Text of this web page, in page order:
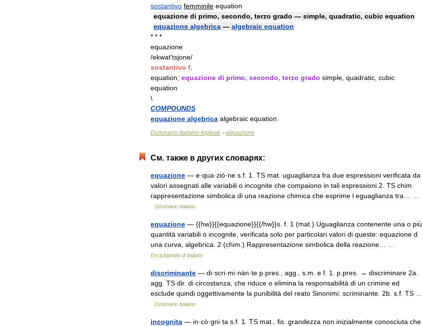
sostantivo femminile equation
equazione di primo, secondo, terzo grado — simple, quadratic, cubic equation
equazione algebrica — algebraic equation
* * *
equazione
/ekwat'tsjone/
sostantivo f.
equation; equazione di primo, secondo, terzo grado simple quadratic cubic
equation
\
COMPOUNDS
equazione algebrica algebraic equation
Dizionario Italiano-Inglese > equazione
См. также в других словарях:
equazione — e·qua·zió·ne s f 1 TS mat uguaglianza fra due espressioni verificata da
valori assegnati alle variabili o incognite che compaiono in tali espressioni 2 TS chim
rappresentazione simbolica di una reazione chimica che esprime l eguaglianza tra
Dizionario italiano
equazione — {{hw}}{{equazione}}{{/hw}}s f 1 (mat .) Uguaglianza contenente una o più
quantità variabili o incognite verificata solo per particolari valori di queste: equazione d
una curva algebrica 2 (chim .) Rappresentazione simbolica della reazione
Enciclopedia di italiano
discriminante — di·scri·mi·nàn·te p pres agg s m e f 1 p pres . → discriminare 2a
agg TS dir. di circostanza che riduce o elimina la responsabilità di un crimine ed
esclude quindi oggettivamente la punibilità del reato Sinonimi: scriminante 2b s f TS
Dizionario italiano
incognita — in·cò·gni·ta s f 1 TS mat fis grandezza non inizialmente conosciuta che